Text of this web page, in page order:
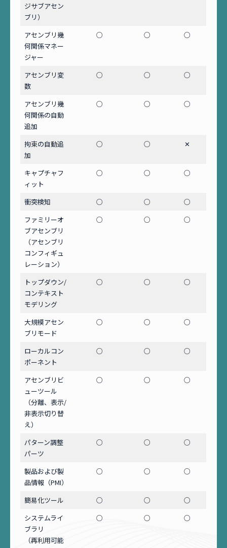
ジサブアセン
ブリ）
アセンブリ幾
何関係マネー
ジャー
○ ○ ○
アセンブリ変
数
○ ○ ○
アセンブリ幾
何関係の自動
追加
○ ○ ○
拘束の自動追
加
○ ○ ✕
キャプチャフ
ィット
○ ○ ○
衝突検知 ○ ○
○
ファミリーオ
ブアセンブリ
（アセンブリ
コンフィギュ
レーション）
○ ○ ○
トップダウン/
コンテキスト
モデリング
○ ○ ○
大規模アセン
ブリモード
○ ○ ○
ローカルコン
ポーネント
○ ○ ○
アセンブリビ
ューツール
（分離、表示/
非表示切り替
え）
○ ○ ○
パターン調整
パーツ
○ ○ ○
製品および製
品情報（PMI）
○ ○ ○
簡易化ツール ○ ○
○
システムライ
ブラリ
（再利用可能
○ ○ ○